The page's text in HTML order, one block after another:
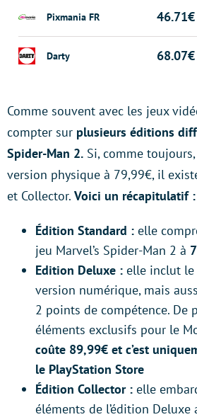
Pixmania FR 46.71€
Darty 68.07€
Comme souvent avec les jeux
compter sur plusieurs éditions
Spider-Man 2. Si, comme
version physique à 79,99€, il
et Collector. Voici un récapitulatif :
Édition Standard : elle
jeu Marvel’s Spider-Man 2 à
Edition Deluxe : elle inclut le
version numérique, mais
2 points de compétence. De
éléments exclusifs pour le
coûte 89,99€ et c’est
le PlayStation Store
Édition Collector : elle
éléments de l’édition Deluxe